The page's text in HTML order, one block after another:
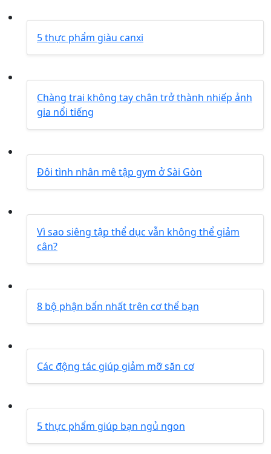
5 thực phẩm giàu canxi
Chàng trai không tay chân trở thành nhiếp ảnh
gia nổi tiếng
Đôi tình nhân mê tập gym ở Sài Gòn
Vì sao siêng tập thể dục vẫn không thể giảm
cân?
8 bộ phận bẩn nhất trên cơ thể bạn
Các động tác giúp giảm mỡ săn cơ
5 thực phẩm giúp bạn ngủ ngon